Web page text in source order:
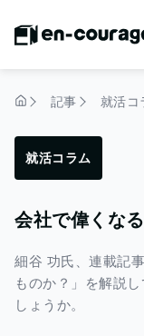
記事 就活コ
就活コラム
会社で偉くな
細谷 功氏、連載記
ものか？」を解説
しょうか。